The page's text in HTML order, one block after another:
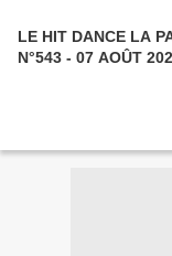
LE HIT DANCE LA
N°543 - 07 AOÛT